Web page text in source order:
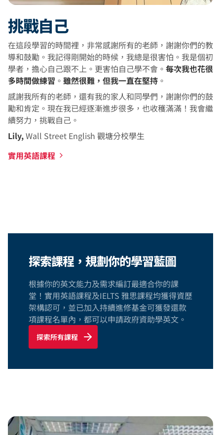
挑戰自己
在這段學習的時間裡，非常感謝所有的老師，謝謝你們的教
導和鼓勵。我記得剛開始的時候，我總是很害怕。我是個初
學者，擔心自己跟不上。更害怕自己學不會。 每次我也花很
多時間做練習 。 雖然很難，但我一直在堅持 。
感謝我所有的老師，還有我的家人和同學們，謝謝你們的鼓
勵和肯定。現在我已經逐漸進步很多，也收穫滿滿！我會繼
續努力，挑戰自己。
Lily,Wall Street English 觀塘分校學生
實用英語課程
探索課程，規劃你的學習藍圖
根據你的英文能力及需求編訂最適合你的課
堂！實用英語課程及IELTS 雅思課程均獲得資歷
架構認可，並已加入持續進修基金可獲發還款
項課程名單內，都可以申請政府資助學英文。
探索所有課程